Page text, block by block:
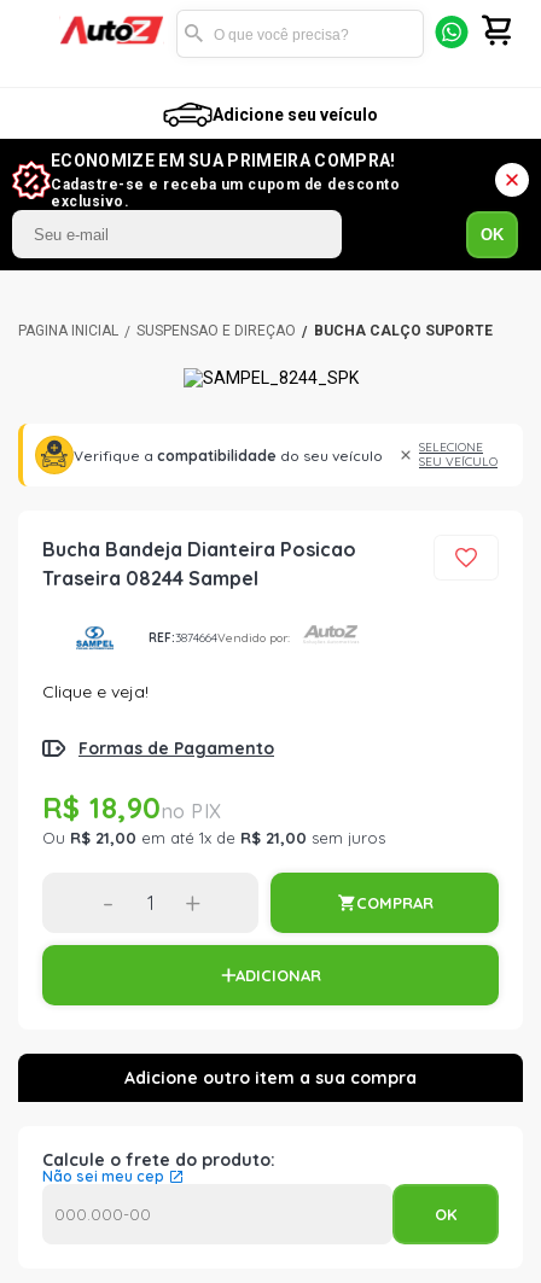
Adicione seu veículo
ECONOMIZE EM SUA PRIMEIRA COMPRA!
Cadastre-se e receba um cupom de desconto
exclusivo.
OK
SUSPENSÃO E DIREÇÃO BUCHA CALÇO SUPORTE
Verifique a compatibilidade do seu veículo
SELECIONE
SEU VEÍCULO
Bucha Bandeja Dianteira Posicao
Traseira 08244 Sampel
REF:3874664Vendido por:
Clique e veja!
Formas de Pagamento
R$ 18,90
Ou R$ 21,00 em até 1x de R$ 21,00 sem juros
- + COMPRAR
ADICIONAR
Calcule o frete do produto:
Não sei meu cep